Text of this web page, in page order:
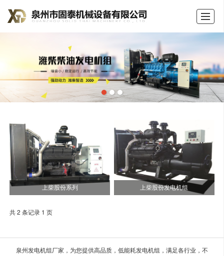
LBS
上柴股份系列 上柴股份发电机组
共 2 条记录 1 页
泉州发电机组厂家，为您提供高品质，低能耗发电机组，满足各行业，不